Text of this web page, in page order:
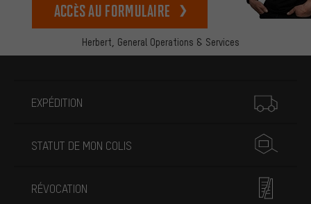
Herbert, General Operations & Services
Accès au formulaire
EXPÉDITION
STATUT DE MON COLIS
RÉVOCATION